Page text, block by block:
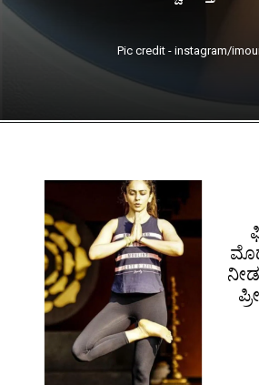
Pic credit - instagram/